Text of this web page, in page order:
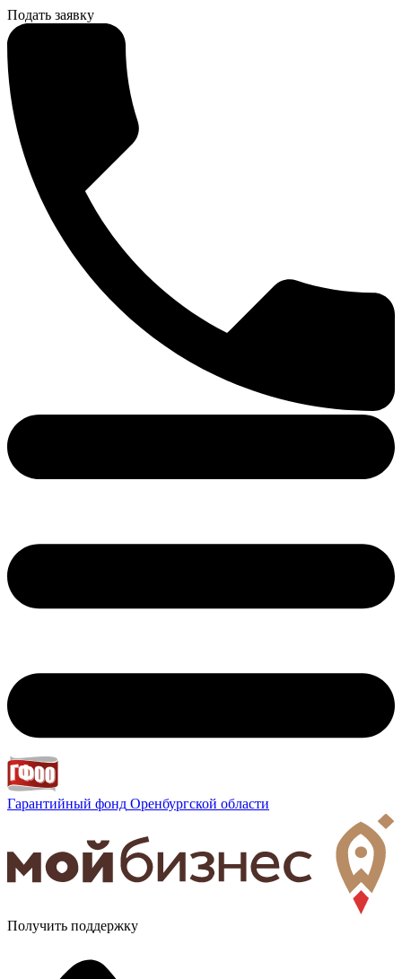
Подать заявку
Гарантийный фонд Оренбургской области
Получить поддержку